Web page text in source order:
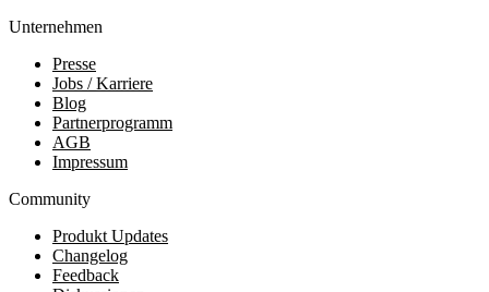
Unternehmen
Presse
Jobs / Karriere
Blog
Partnerprogramm
AGB
Impressum
Community
Produkt Updates
Changelog
Feedback